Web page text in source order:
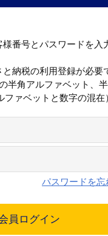
番号とパスワードを入
納税の利用登録が必要
半角アルファベット、
ァベットと数字の混在
パスワードを忘